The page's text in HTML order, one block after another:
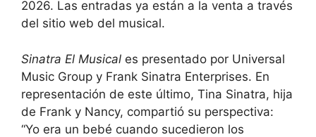
2026. Las entradas ya están a la venta a través
del sitio web del musical.
Sinatra El Musical es presentado por Universal
Music Group y Frank Sinatra Enterprises. En
representación de este último, Tina Sinatra, hija
de Frank y Nancy, compartió su perspectiva:
“Yo era un bebé cuando sucedieron los